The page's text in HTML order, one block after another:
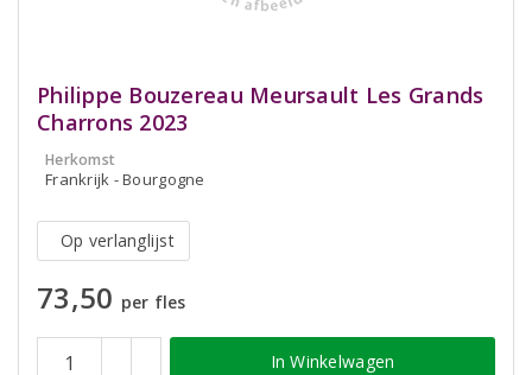
Philippe Bouzereau Meursault Les Grands
Charrons 2023
Herkomst
Frankrijk - Bourgogne
Op verlanglijst
73,50 per fles
In Winkelwagen